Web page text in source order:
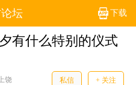
下载
坛
有什么特别的仪式
饶 私信 + 关注